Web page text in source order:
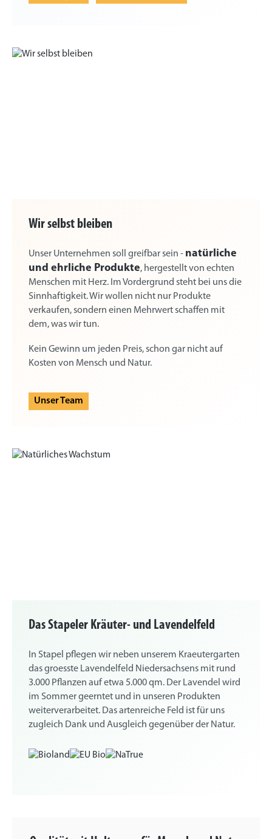
Wir selbst bleiben
Unser Unternehmen soll greifbar sein - natürliche
und ehrliche Produkte, hergestellt von echten
Menschen mit Herz. Im Vordergrund steht bei uns die
Sinnhaftigkeit. Wir wollen nicht nur Produkte
verkaufen, sondern einen Mehrwert schaffen mit
dem, was wir tun.
Kein Gewinn um jeden Preis, schon gar nicht auf
Kosten von Mensch und Natur.
Unser Team
Das Stapeler Kräuter- und Lavendelfeld
In Stapel pflegen wir neben unserem Kraeutergarten
das groesste Lavendelfeld Niedersachsens mit rund
3.000 Pflanzen auf etwa 5.000 qm. Der Lavendel wird
im Sommer geerntet und in unseren Produkten
weiterverarbeitet. Das artenreiche Feld ist für uns
zugleich Dank und Ausgleich gegenüber der Natur.